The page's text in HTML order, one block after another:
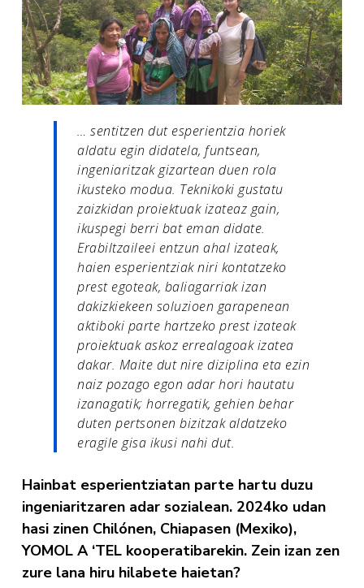
… sentitzen dut esperientzia horiek
aldatu egin didatela, funtsean,
ingeniaritzak gizartean duen rola
ikusteko modua. Teknikoki gustatu
zaizkidan proiektuak izateaz gain,
ikuspegi berri bat eman didate.
Erabiltzaileei entzun ahal izateak,
haien esperientziak niri kontatzeko
prest egoteak, baliagarriak izan
dakizkiekeen soluzioen garapenean
aktiboki parte hartzeko prest izateak
proiektuak askoz errealagoak izatea
dakar. Maite dut nire diziplina eta ezin
naiz pozago egon adar hori hautatu
izanagatik; horregatik, gehien behar
duten pertsonen bizitzak aldatzeko
eragile gisa ikusi nahi dut.
Hainbat esperientziatan parte hartu duzu
ingeniaritzaren adar sozialean. 2024ko udan
hasi zinen Chilónen, Chiapasen (Mexiko),
YOMOL A ‘TEL kooperatibarekin. Zein izan zen
zure lana hiru hilabete haietan?